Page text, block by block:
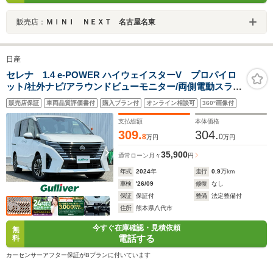
販売店： ＭＩＮＩ ＮＥＸＴ 名古屋名東
日産
セレナ 1.4 e-POWER ハイウェイスターV プロパイロ
ット/社外ナビ/アラウンドビューモニター/両側電動スライ
ド/ハンズフリー開閉/追従クルーズコントロール/LEDオー
トライト/デジタルインナーミラー/ETC/16AW/禁煙車
販売店保証 車両品質評価書付 購入プラン付 オンライン相談可 360°画像付
支払総額
309.8万円
本体価格
304.0万円
通常ローン 月々35,900円
年式 2024年 走行 0.9万km
車検
'26/09 修復
なし
保証
保証付 整備
法定整備付
住所
熊本県八代市
無
料
今すぐ在庫確認・見積依頼
電話する
カーセンサーアフター保証がBプランに付いています